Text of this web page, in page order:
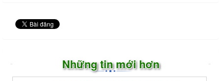
Những tin mới hơn